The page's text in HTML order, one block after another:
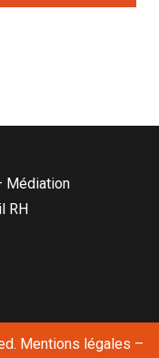
Médiation
RH
Mentions légales –